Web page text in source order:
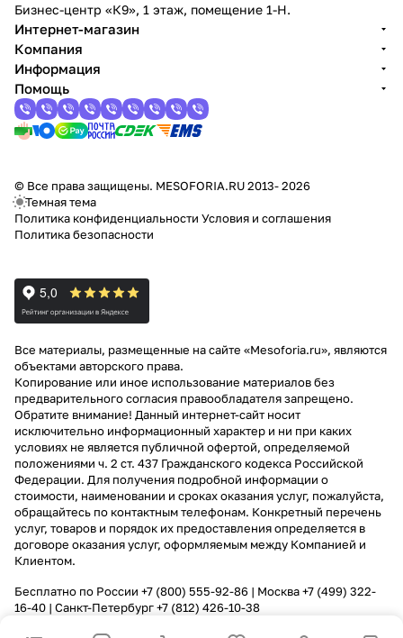
Бизнес-центр «К9», 1 этаж, помещение 1-Н.
Интернет-магазин
Компания
Информация
Помощь
© Все права защищены. MESOFORIA.RU 2013- 2026
Темная тема
Политика конфиденциальности Условия и соглашения
Политика безопасности
Все материалы, размещенные на сайте «Mesoforia.ru», являются
объектами авторского права.
Копирование или иное использование материалов без
предварительного согласия правообладателя запрещено.
Обратите внимание! Данный интернет-сайт носит
исключительно информационный характер и ни при каких
условиях не является публичной офертой, определяемой
положениями ч. 2 ст. 437 Гражданского кодекса Российской
Федерации. Для получения подробной информации о
стоимости, наименовании и сроках оказания услуг, пожалуйста,
обращайтесь по контактным телефонам. Конкретный перечень
услуг, товаров и порядок их предоставления определяется в
договоре оказания услуг, оформляемым между Компанией и
Клиентом.
Бесплатно по России +7 (800) 555-92-86 | Москва+7 (499) 322-
16-40 | Санкт-Петербург+7 (812) 426-10-38